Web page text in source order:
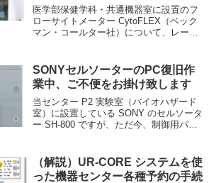
医学部保健学科・共通機器室に設置のフ
ローサイトメーター CytoFLEX（ベック
マン・コールター社）について、レーザ
V0-B4-R2 Flow Cy...
SONYセルソーターのPC復旧作
業中、ご不便をお掛け致します
当センター P2 実験室（バイオハザード
室）に設置している SONY のセルソータ
ー SH-800 ですが、ただ今、制御用パソ
老朽化により、Windows OS が...
（解説）UR-CORE システムを使
った機器センター各種予約の手続